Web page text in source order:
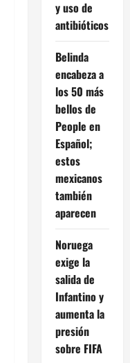
y uso de
antibióticos
Belinda
encabeza a
los 50 más
bellos de
People en
Español;
estos
mexicanos
también
aparecen
Noruega
exige la
salida de
Infantino y
aumenta la
presión
sobre FIFA